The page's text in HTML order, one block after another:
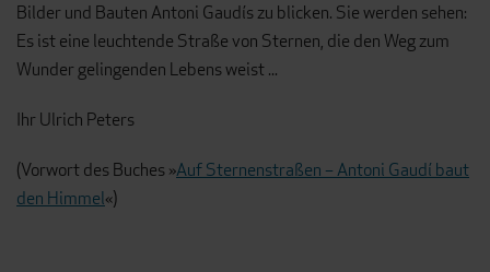
Bilder und Bauten Antoni Gaudís zu blicken. Sie werden sehen:
Es ist eine leuchtende Straße von Sternen, die den Weg zum
Wunder gelingenden Lebens weist ...
Ihr Ulrich Peters
(Vorwort des Buches »Auf Sternenstraßen – Antoni Gaudí baut
den Himmel«)